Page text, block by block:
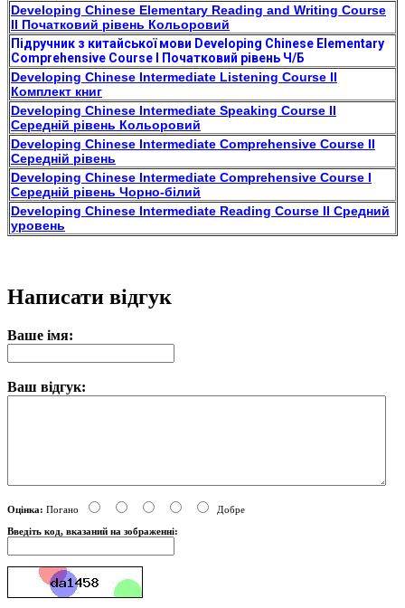
Developing Chinese Elementary Reading and Writing Course
II Початковий рівень Кольоровий
Підручник з китайської мови Developing Chinese Elementary
Comprehensive Course I Початковий рівень Ч/Б
Developing Chinese Intermediate Listening Course II
Комплект книг
Developing Chinese Intermediate Speaking Course II
Середній рівень Кольоровий
Developing Chinese Intermediate Comprehensive Course II
Середній рівень
Developing Chinese Intermediate Comprehensive Course I
Середній рівень Чорно-білий
Developing Chinese Intermediate Reading Course II Средний
уровень
Написати відгук
Ваше імя:
Ваш відгук:
Оцінка: Погано
Добре
Введіть код, вказаний на зображенні: